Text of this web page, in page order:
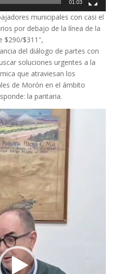
01:03
municipales con casi el
por debajo de la línea de la
$290/$311″,
del diálogo de partes con
soluciones urgentes a la
que atraviesan los
de Morón en el ámbito
la paritaria.